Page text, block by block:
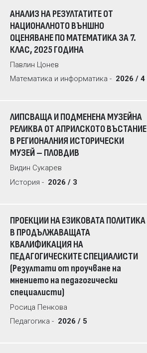
АНАЛИЗ НА РЕЗУЛТАТИТЕ ОТ
НАЦИОНАЛНОТО ВЪНШНО
ОЦЕНЯВАНЕ ПО МАТЕМАТИКА ЗА 7.
КЛАС, 2025 ГОДИНА
Павлин Цонев
Математика и информатика - 2026 / 4
ЛИПСВАЩА И ПОДМЕНЕНА МУЗЕЙНА
РЕЛИКВА ОТ АПРИЛСКОТО ВЪСТАНИЕ
В РЕГИОНАЛНИЯ ИСТОРИЧЕСКИ
МУЗЕЙ – ПЛОВДИВ
Видин Сукарев
История - 2026 / 3
ПРОЕКЦИИ НА ЕЗИКОВАТА ПОЛИТИКА
В ПРОДЪЛЖАВАЩАТА
КВАЛИФИКАЦИЯ НА
ПЕДАГОГИЧЕСКИТЕ СПЕЦИАЛИСТИ
(Резултати от проучване на
мнението на педагогически
специалисти)
Росица Пенкова
Педагогика - 2026 / 5